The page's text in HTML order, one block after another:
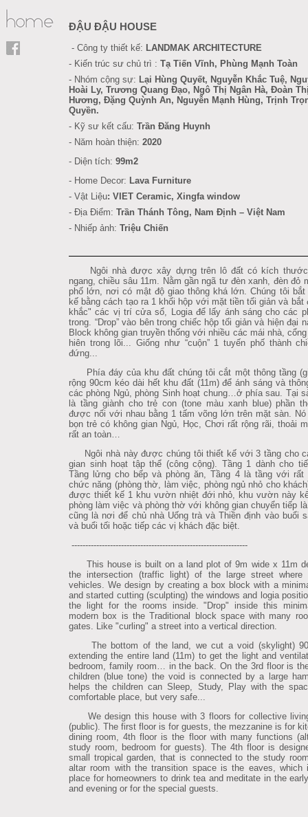
ĐẬU ĐẬU HOUSE
- Công ty thiết kế: LANDMAK ARCHITECTURE
- Kiến trúc sư chủ trì : Tạ Tiến Vĩnh, Phùng Mạnh Toàn
- Nhóm cộng sự: Lại Hùng Quyết, Nguyễn Khắc Tuệ,
Hoài Ly, Trương Quang Đạo, Ngô Thị Ngân Hà, Đoàn
Hương, Đặng Quỳnh An, Nguyễn Mạnh Hùng, Trịnh
Quyền.
- Kỹ sư kết cấu: Trần Đăng Huynh
- Năm hoàn thiện: 2020
- Diện tích: 99m2
- Home Decor: Lava Furniture
- Vật Liệu: VIET Ceramic, Xingfa window
- Địa Điểm: Trần Thánh Tông, Nam Định – Việt Nam
- Nhiếp ảnh: Triệu Chiến
Ngôi nhà được xây dựng trên lô đất có kích thước
ngang, chiều sâu 11m. Nằm gần ngã tư đèn xanh, đèn đỏ
phố lớn, nơi có mật độ giao thông khá lớn. Chúng tôi bắt
kế bằng cách tạo ra 1 khối hộp với mặt tiền tối giản và bắt
khắc" các vị trí cửa sổ, Logia để lấy ánh sáng cho các
trong. “Drop” vào bên trong chiếc hộp tối giản và hiện đại
Block không gian truyền thống với nhiều các mái nhà,
hiên trong lõi... Giống như “cuộn” 1 tuyến phố thành
đứng...
Phía đáy của khu đất chúng tôi cắt một thông tầng
rộng 90cm kéo dài hết khu đất (11m) để ánh sáng và
các phòng Ngủ, phòng Sinh hoạt chung…ở phía sau. Tại
là tầng giành cho trẻ con (tone màu xanh blue) phần
được nối với nhau bằng 1 tấm võng lớn trên mặt sàn. Nó
bọn trẻ có không gian Ngủ, Học, Chơi rất rộng rãi, thoải
rất an toàn…
Ngôi nhà này được chúng tôi thiết kế với 3 tầng cho
gian sinh hoạt tập thể (công cộng). Tầng 1 dành cho
Tầng lửng cho bếp và phòng ăn, Tầng 4 là tầng với rất
chức năng (phòng thờ, làm việc, phòng ngủ nhỏ cho
được thiết kế 1 khu vườn nhiệt đới nhỏ, khu vườn này
phòng làm việc và phòng thờ với không gian chuyển tiếp
cũng là nơi để chủ nhà Uống trà và Thiền định vào buổi
và buổi tối hoặc tiếp các vị khách đặc biệt.
----------------------------------------------------------------
This house is built on a land plot of 9m wide x 11m
the intersection (traffic light) of the large street where
vehicles. We design by creating a box block with a
and started cutting (sculpting) the windows and logia
the light for the rooms inside. "Drop" inside this
modern box is the Traditional block space with many
gates. Like "curling" a street into a vertical direction.
The bottom of the land, we cut a void (skylight)
extending the entire land (11m) to get the light and
bedroom, family room… in the back. On the 3rd floor is
children (blue tone) the void is connected by a large
helps the children can Sleep, Study, Play with the
comfortable place, but very safe...
We design this house with 3 floors for collective
(public). The first floor is for guests, the mezzanine is for
dining room, 4th floor is the floor with many functions
study room, bedroom for guests). The 4th floor is
small tropical garden, that is connected to the study
altar room with the transition space is the eaves, which
place for homeowners to drink tea and meditate in the
and evening or for the special guests.